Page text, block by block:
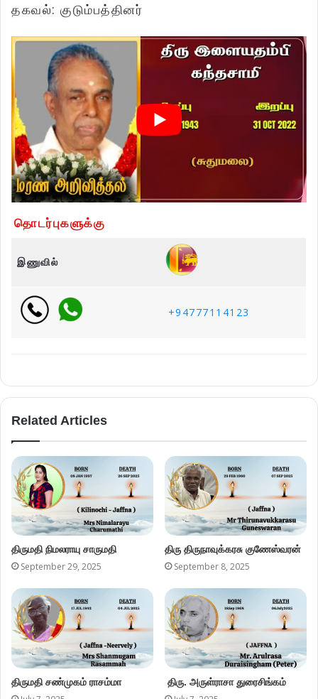
தகவல்: குடும்பத்தினர்
தொடர்புகளுக்கு
இணுவில்
+94777114123
Related Articles
திருமதி நிமலராயு சாருமதி
September 29, 2025
திரு திருநாவுக்கரசு குணேஸ்வரன்
September 8, 2025
திருமதி சண்முகம் ராசம்மா திரு. அருள்ராசா துரைசிங்கம்